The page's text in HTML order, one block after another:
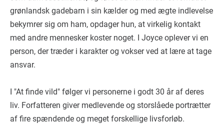
grønlandsk gadebarn i sin kælder og med ægte indlevelse
bekymrer sig om ham, opdager hun, at virkelig kontakt
med andre mennesker koster noget. I Joyce oplever vi en
person, der træder i karakter og vokser ved at lære at tage
ansvar.
I "At finde vild" følger vi personerne i godt 30 år af deres
liv. Forfatteren giver medlevende og storslåede portrætter
af fire spændende og meget forskellige livsforløb.